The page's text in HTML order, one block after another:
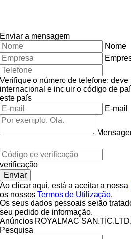
Enviar a mensagem
Nome
Verifique o número de telefone: deve
internacional e incluir o código de
este país
E-mail
verificação
Ao clicar aqui, está a aceitar a nossa
os nossos Termos de Utilização.
Os seus dados pessoais serão
seu pedido de informação.
Anúncios ROYALMAC
Pesquisa